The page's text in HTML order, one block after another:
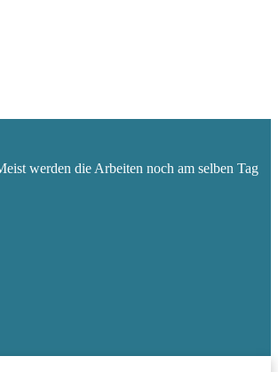
werden die Arbeiten noch am selben Tag